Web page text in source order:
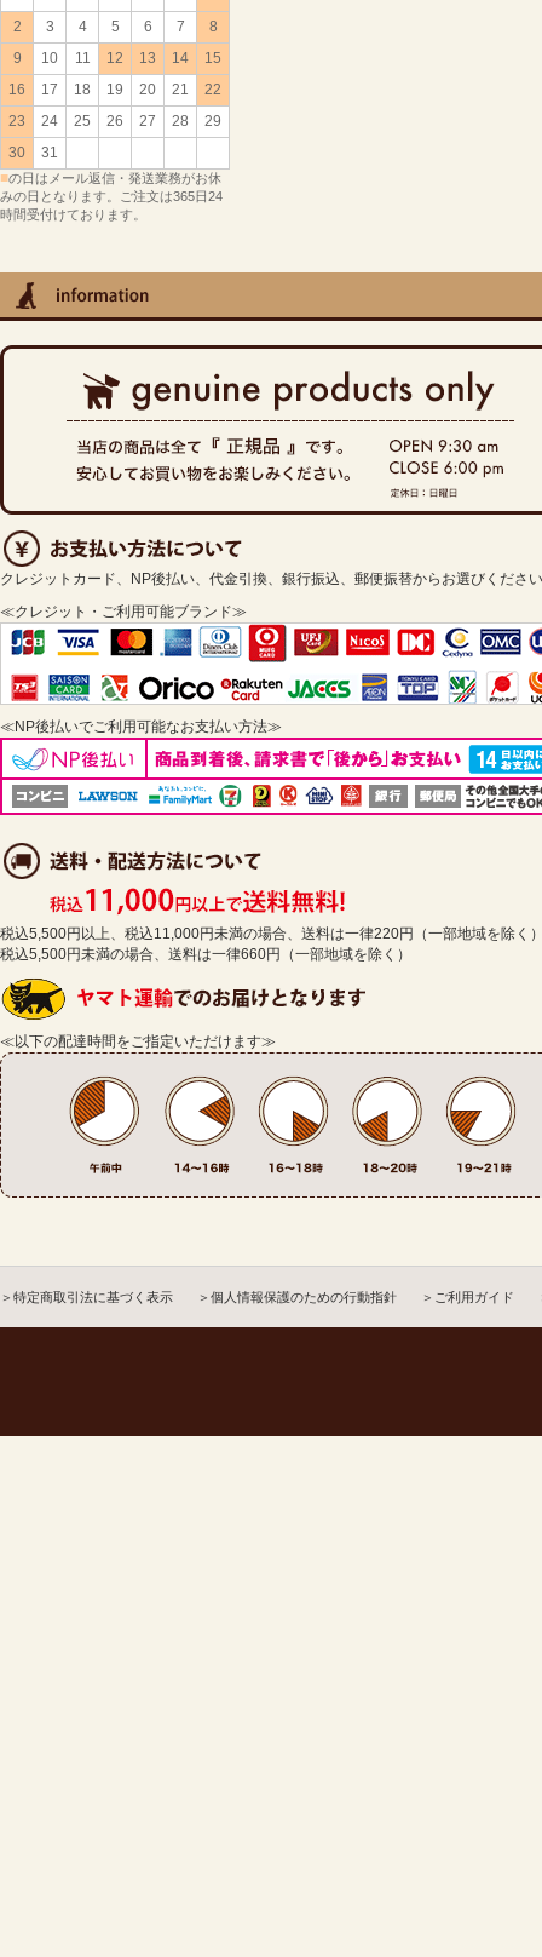
2
3 4 5 6 7
8
9
10 11 12 13 14
15
16
17 18 19 20 21
22
23
24 25 26 27 28
29
30
31
■の日はメール返信・発送業務がお休
みの日となります。ご注文は365日24
時間受付けております。
クレジットカード、NP後払い、代金引換、銀行振込、郵便振替からお選びくださ
≪クレジット・ご利用可能ブランド≫
≪NP後払いでご利用可能なお支払い方法≫
税込5,500円以上、税込11,000円未満の場合、送料は一律220円（一部地域を除く
税込5,500円未満の場合、送料は一律660円（一部地域を除く）
≪以下の配達時間をご指定いただけます≫
＞特定商取引法に基づく表示 ＞個人情報保護のための行動指針 ＞ご利用ガイド